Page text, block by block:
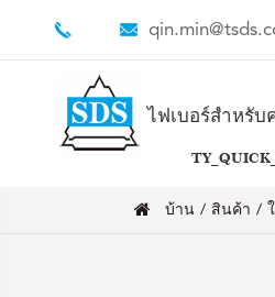
ไฟเบอร์สำหรับ
บ้าน สินค้า